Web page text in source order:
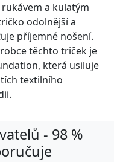
a kulatým
odolnější a
příjemné nošení.
těchto triček je
která usiluje
textilního
- 98 %